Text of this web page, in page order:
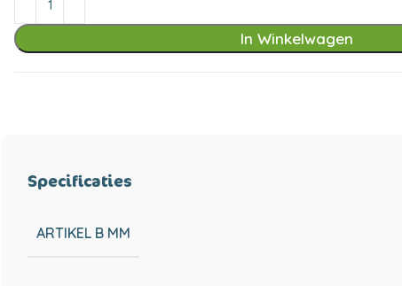
In Winkelwagen
Specificaties
ARTIKEL B MM